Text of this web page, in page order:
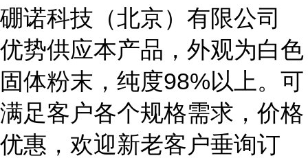
硼诺科技（北京）有限公司
优势供应本产品，外观为白色
固体粉末，纯度98%以上。可
满足客户各个规格需求，价格
优惠，欢迎新老客户垂询订